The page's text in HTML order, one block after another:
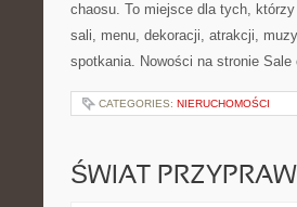
chaosu. To miejsce dla tych,
sali, menu, dekoracji, atrakcji,
spotkania. Nowości na stronie
CATEGORIES: NIERUCHOMOŚCI
ŚWIAT PRZYPRAW